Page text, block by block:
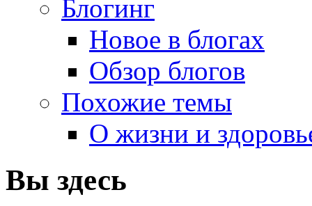
Блогинг
Новое в блогах
Обзор блогов
Похожие темы
О жизни и
Вы здесь